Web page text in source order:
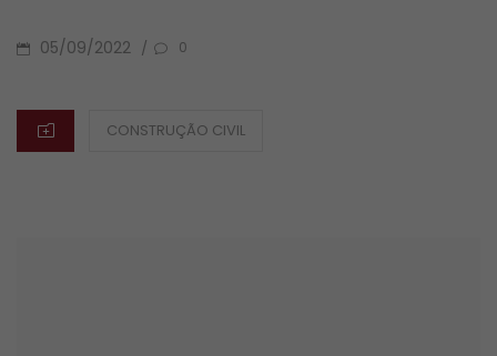
POSTED
05/09/2022 / 0
CATEGORIES
CONSTRUÇÃO CIVIL